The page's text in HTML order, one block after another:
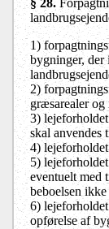
§ 28.
1)
bygninger, der
2)
græsarealer og
3)
skal anvendes
4)
5)
eventuelt med
beboelsen
6)
opførelse af